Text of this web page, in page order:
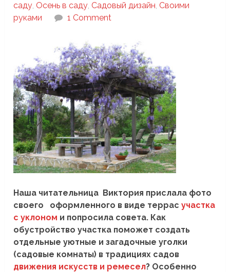
саду, Осень в саду, Садовый дизайн, Своими
руками
1 Comment
Наша читательница Виктория прислала фото
своего оформленного в виде террасучастка
с уклоном и попросила совета. Как
обустройство участка поможет создать
отдельные уютные и загадочные уголки
(садовые комнаты) в традициях садов
движения искусств и ремесел? Особенно